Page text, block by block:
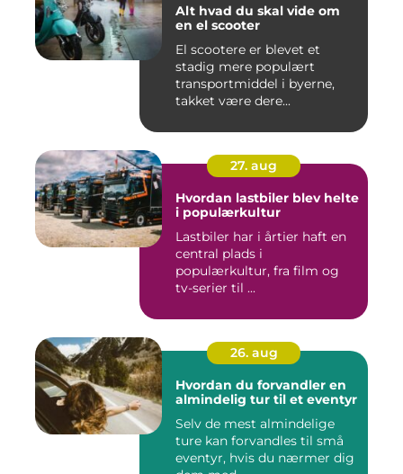
Alt hvad du skal vide om
en el scooter
El scootere er blevet et
stadig mere populært
transportmiddel i byerne,
takket være dere...
27. aug
Hvordan lastbiler blev helte
i populærkultur
Lastbiler har i årtier haft en
central plads i
populærkultur, fra film og
tv-serier til ...
26. aug
Hvordan du forvandler en
almindelig tur til et eventyr
Selv de mest almindelige
ture kan forvandles til små
eventyr, hvis du nærmer dig